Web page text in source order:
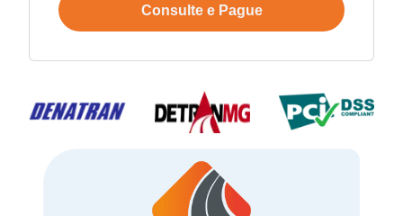
Consulte e Pague